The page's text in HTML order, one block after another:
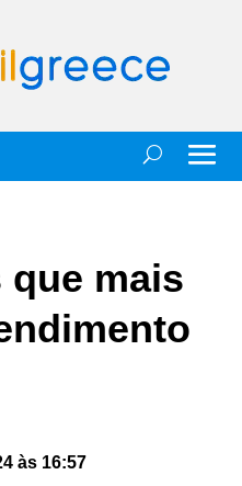
que mais
às 16:57